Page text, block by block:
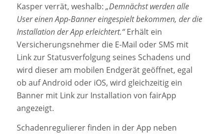
Kasper verrät, weshalb: „Demnächst werden alle
User einen App-Banner eingespielt bekommen, der die
Installation der App erleichtert.“Erhält ein
Versicherungsnehmer die E-Mail oder SMS mit
Link zur Statusverfolgung seines Schadens und
wird dieser am mobilen Endgerät geöffnet, egal
ob auf Android oder iOS, wird gleichzeitig ein
Banner mit Link zur Installation von fairApp
angezeigt.
Schadenregulierer finden in der App neben